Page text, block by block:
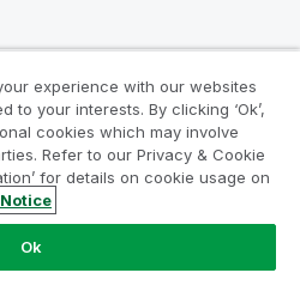
produktu
Policies
Znaki towarowe
International AB. Wszelkie
experience with our websites
to your interests. By clicking ‘Ok’,
cookies which may involve
Refer to our Privacy & Cookie
for details on cookie usage on
Ok